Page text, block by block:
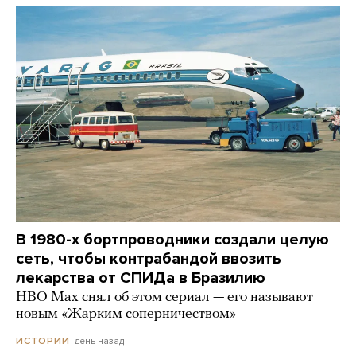
В 1980-х бортпроводники создали целую
сеть, чтобы контрабандой ввозить
лекарства от СПИДа в Бразилию
HBO Max снял об этом сериал — его называют
новым «Жарким соперничеством»
ИСТОРИИ день назад